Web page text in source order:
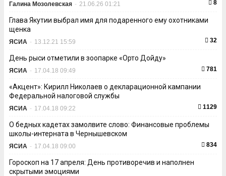
Галина Мозолевская - 21.06.26 01:21 8
Глава Якутии выбрал имя для подаренного ему охотниками
щенка
ЯСИА - 13.12.21 15:59 32
День рыси отметили в зоопарке «Орто Дойду»
ЯСИА - 17.04.18 09:49 781
«Акцент»: Кирилл Николаев о декларационной кампании
Федеральной налоговой службы
ЯСИА - 17.04.18 09:22 1129
О бедных кадетах замолвите слово: Финансовые проблемы
школы-интерната в Чернышевском
ЯСИА - 17.04.18 09:00 834
Гороскоп на 17 апреля: День противоречив и наполнен
скрытыми эмоциями